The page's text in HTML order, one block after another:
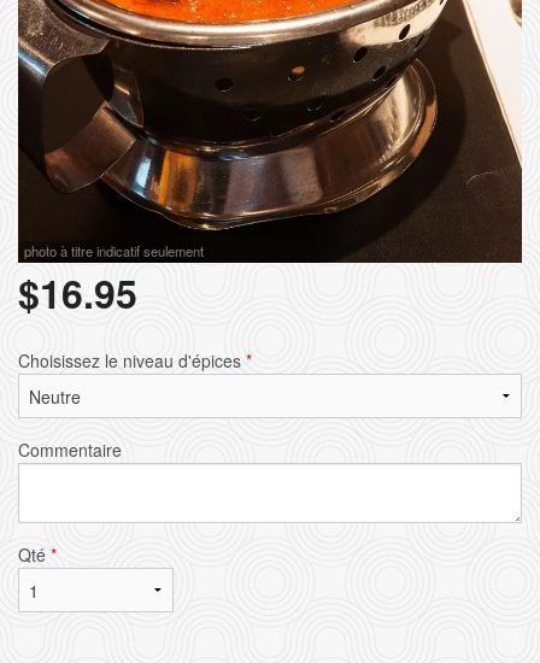
photo à titre indicatif seulement
$16.95
Choisissez le niveau d'épices *
Commentaire
Qté *